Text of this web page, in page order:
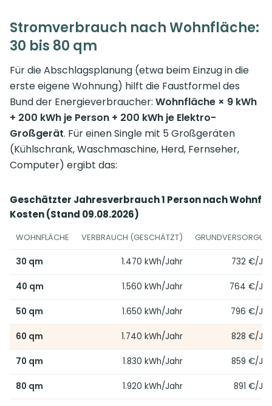
Stromverbrauch nach Wohnfläche:
30 bis 80 qm
Für die Abschlagsplanung (etwa beim Einzug in die
erste eigene Wohnung) hilft die Faustformel des
Bund der Energieverbraucher: Wohnfläche × 9 kWh
+ 200 kWh je Person + 200 kWh je Elektro-
Großgerät. Für einen Single mit 5 Großgeräten
(Kühlschrank, Waschmaschine, Herd, Fernseher,
Computer) ergibt das:
Geschätzter Jahresverbrauch 1 Person nach
Kosten (Stand 09.08.2026)
WOHNFLÄCHE VERBRAUCH (GESCHÄTZT)
30 qm 1.470 kWh/Jahr 732 €/
40 qm 1.560 kWh/Jahr 764 €/
50 qm 1.650 kWh/Jahr 796 €/
60 qm 1.740 kWh/Jahr 828 €/
70 qm 1.830 kWh/Jahr 859 €/
80 qm 1.920 kWh/Jahr 891 €/